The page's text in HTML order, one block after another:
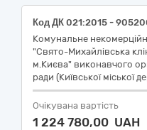
Комунальне
"Свято-Михайлівська
м.Києва" виконавчого
ради (Київської міської
Очікувана вартість
1 224 780,00 UAH